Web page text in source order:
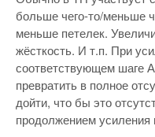
больше чего-то/меньше
меньше петелек.
жёсткость. И т.п. При
соответствующем
превратить в полное
дойти, что бы это
продолжением усиления